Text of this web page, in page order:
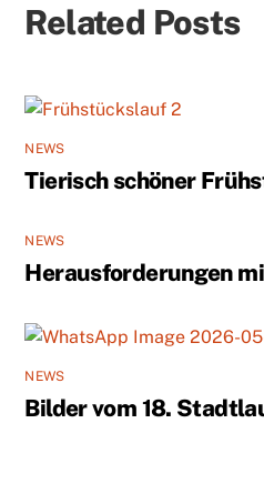
Related Posts
NEWS
Tierisch schöner
NEWS
Herausforderungen
NEWS
Bilder vom 18.